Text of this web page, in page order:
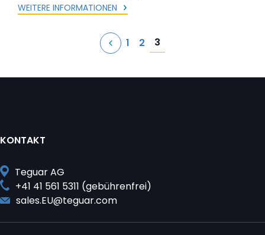
WEITERE INFORMATIONEN
1 2 3
KONTAKT
Teguar AG
+41 41 561 5311 (gebührenfrei)
sales.EU@teguar.com